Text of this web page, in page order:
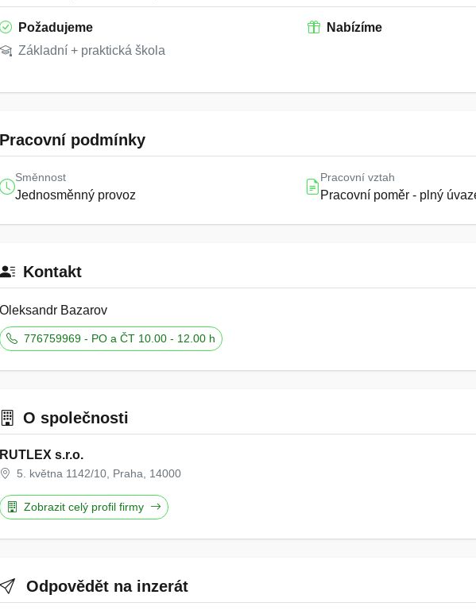
Požadujeme
Základní + praktická škola
Nabízíme
Pracovní podmínky
Směnnost
Jednosměnný provoz
Pracovní vztah
Pracovní poměr - plný
Kontakt
Oleksandr Bazarov
776759969 - PO a ČT 10.00 - 12.00 h
O společnosti
RUTLEX s.r.o.
5. května 1142/10, Praha, 14000
Zobrazit celý profil firmy
Odpovědět na inzerát